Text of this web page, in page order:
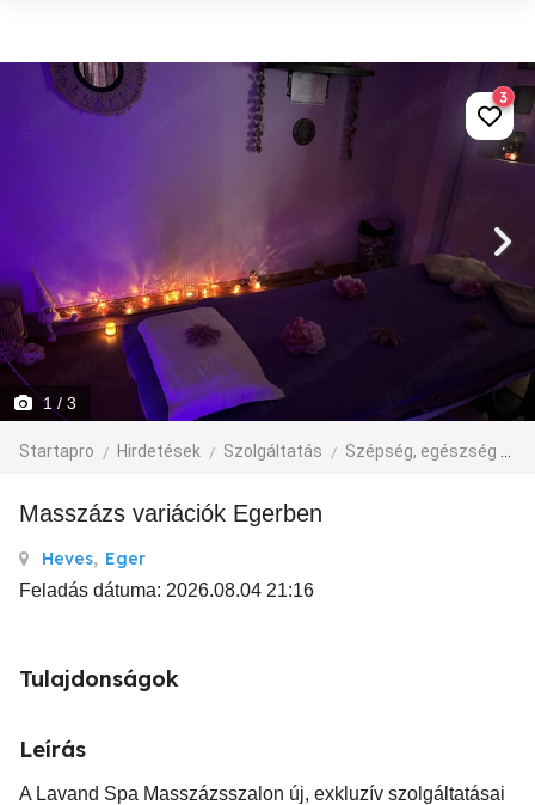
1 / 3
Startapro Hirdetések Szolgáltatás Szépség, egészség
3
Masszázs variációk Egerben
Heves, Eger
Feladás dátuma: 2026.08.04 21:16
Tulajdonságok
Leírás
A Lavand Spa Masszázsszalon új, exkluzív szolgáltatásai